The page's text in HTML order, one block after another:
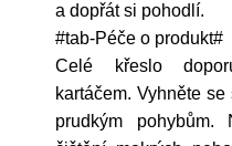
a dopřát si pohodlí.
#tab-Péče o produkt#
Celé křeslo
kartáčem. Vyhněte
prudkým pohybům.